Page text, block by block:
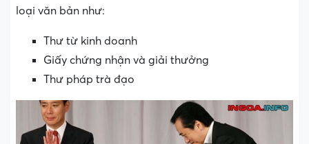
loại văn bản như:
Thư từ kinh doanh
Giấy chứng nhận và giải thưởng
Thư pháp trà đạo